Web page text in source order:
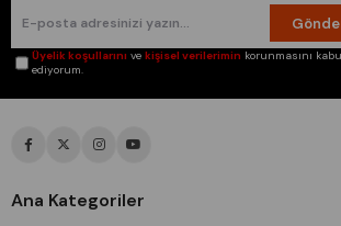
Üyelik koşullarını vekişisel verilerimin korunmasını
ediyorum.
Ana Kategoriler